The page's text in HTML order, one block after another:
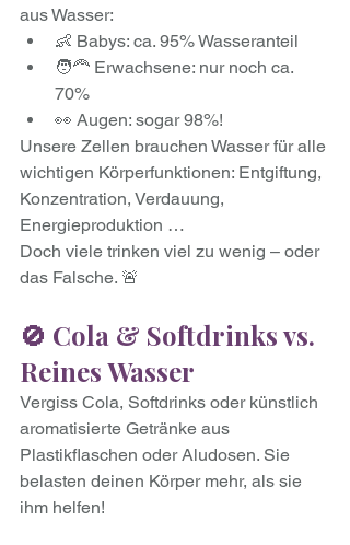
aus Wasser:
👶 Babys: ca. 95% Wasseranteil
🧑‍🦰 Erwachsene: nur noch ca.
70%
👀 Augen: sogar 98%!
Unsere Zellen brauchen Wasser für alle
wichtigen Körperfunktionen: Entgiftung,
Konzentration, Verdauung,
Energieproduktion …
Doch viele trinken viel zu wenig – oder
das Falsche. 🚨
🚫 Cola & Softdrinks vs.
Reines Wasser
Vergiss Cola, Softdrinks oder künstlich
aromatisierte Getränke aus
Plastikflaschen oder Aludosen. Sie
belasten deinen Körper mehr, als sie
ihm helfen!